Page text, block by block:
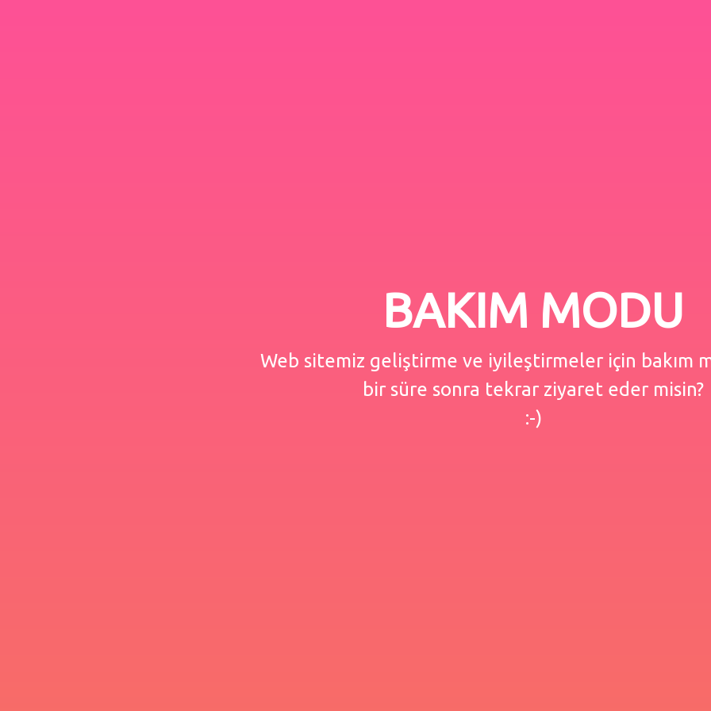
BAKIM MODU
Web sitemiz geliştirme ve iyileştirmeler için bakım
bir süre sonra tekrar ziyaret eder misin?
:-)